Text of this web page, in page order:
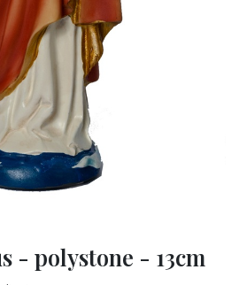
- polystone - 13cm